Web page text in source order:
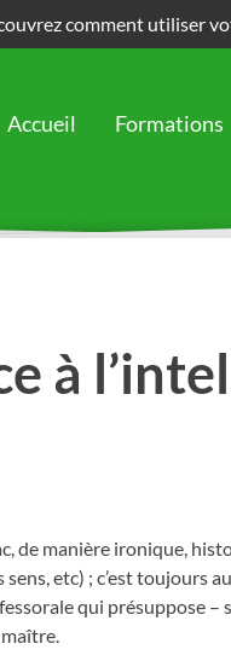
comment utiliser
Accueil Formations
à
de manière ironique,
etc) ; c’est toujours
qui présuppose –